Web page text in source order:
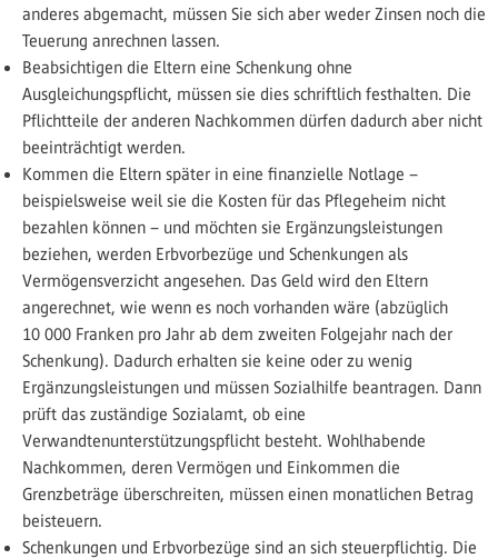
anderes abgemacht, müssen Sie sich aber weder Zinsen noch die
Teuerung anrechnen lassen.
Beabsichtigen die Eltern eine Schenkung ohne
Ausgleichungspflicht, müssen sie dies schriftlich festhalten. Die
Pflichtteile der anderen Nachkommen dürfen dadurch aber nicht
beeinträchtigt werden.
Kommen die Eltern später in eine finanzielle Notlage –
beispielsweise weil sie die Kosten für das Pflegeheim nicht
bezahlen können – und möchten sie Ergänzungsleistungen
beziehen, werden Erbvorbezüge und Schenkungen als
Vermögensverzicht angesehen. Das Geld wird den Eltern
angerechnet, wie wenn es noch vorhanden wäre (abzüglich
10 000 Franken pro Jahr ab dem zweiten Folgejahr nach der
Schenkung). Dadurch erhalten sie keine oder zu wenig
Ergänzungsleistungen und müssen Sozialhilfe beantragen. Dann
prüft das zuständige Sozialamt, ob eine
Verwandtenunterstützungspflicht besteht. Wohlhabende
Nachkommen, deren Vermögen und Einkommen die
Grenzbeträge überschreiten, müssen einen monatlichen Betrag
beisteuern.
Schenkungen und Erbvorbezüge sind an sich steuerpflichtig. Die